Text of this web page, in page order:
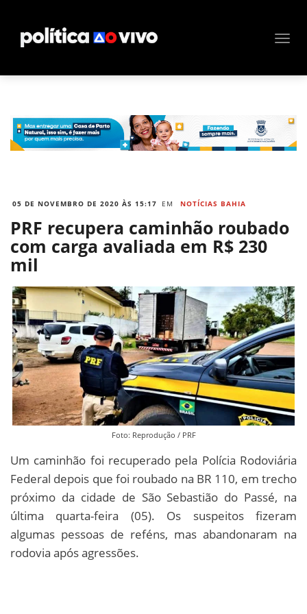
05 DE NOVEMBRO DE 2020 ÀS 15:17 EM NOTÍCIAS BAHIA
PRF recupera caminhão roubado
com carga avaliada em R$ 230
mil
Foto: Reprodução / PRF
Um caminhão foi recuperado pela Polícia Rodoviária
Federal depois que foi roubado na BR 110, em trecho
próximo da cidade de São Sebastião do Passé, na
última quarta-feira (05). Os suspeitos fizeram
algumas pessoas de reféns, mas abandonaram na
rodovia após agressões.